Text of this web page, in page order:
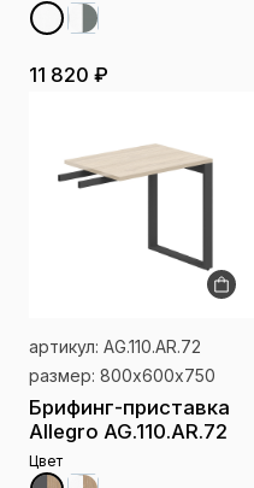
11 820 ₽
артикул: AG.110.AR.72
размер: 800х600х750
Брифинг-приставка
Allegro AG.110.AR.72
Цвет